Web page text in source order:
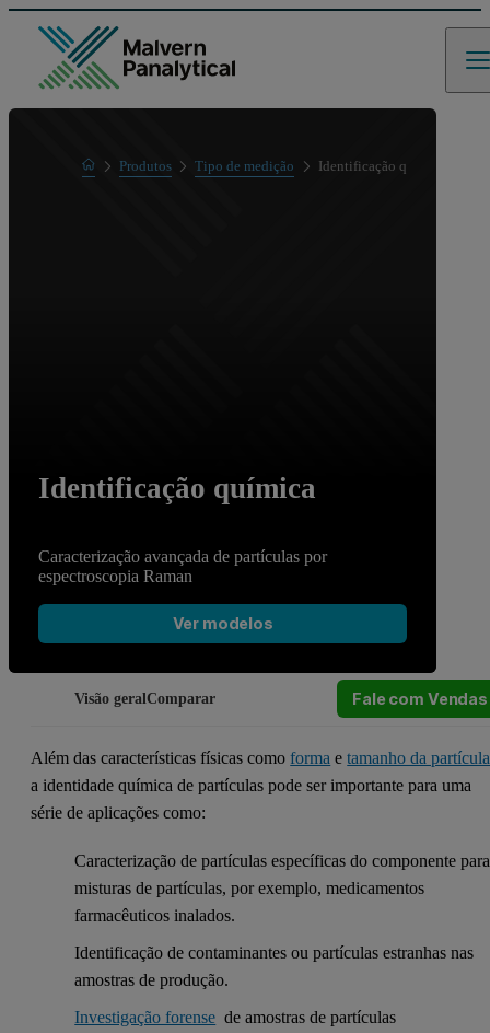
HomeProdutos Tipo de medição Identificação química
Identificação química
Caracterização avançada de partículas por
espectroscopia Raman
Ver modelos
Visão geralComparar Fale com Vendas
Além das características físicas comoforma etamanho da partícula
a identidade química de partículas pode ser importante para uma
série de aplicações como:
Caracterização de partículas específicas do componente para
misturas de partículas, por exemplo, medicamentos
farmacêuticos inalados.
Identificação de contaminantes ou partículas estranhas nas
amostras de produção.
Investigação forense de amostras de partículas